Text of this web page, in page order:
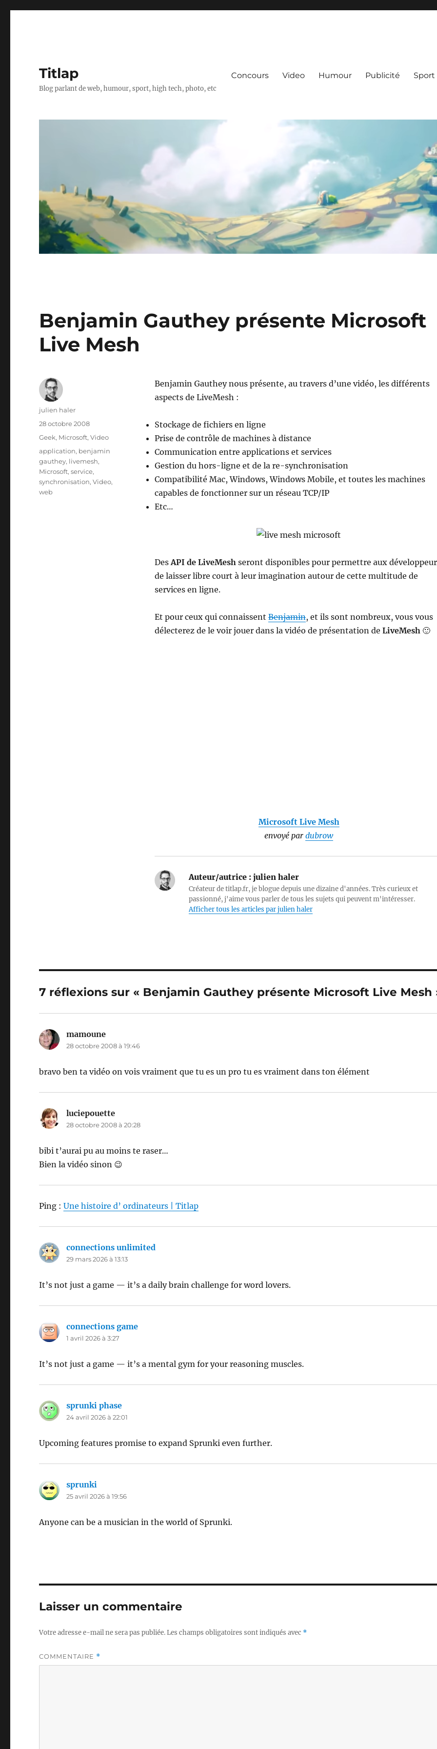
Titlap
Blog parlant de web, humour, sport, high tech, photo, etc
Concours Video Humour Publicité Sport
Benjamin Gauthey présente Microsoft
Live Mesh
Benjamin Gauthey nous présente, au travers d’une vidéo, les différents
aspects de LiveMesh :
Stockage de fichiers en ligne
Prise de contrôle de machines à distance
Communication entre applications et services
Gestion du hors-ligne et de la re-synchronisation
Compatibilité Mac, Windows, Windows Mobile, et toutes les machines
capables de fonctionner sur un réseau TCP/IP
Etc…
Des API de LiveMesh seront disponibles pour permettre aux
de laisser libre court à leur imagination autour de cette multitude de
services en ligne.
Et pour ceux qui connaissent Benjamin, et ils sont nombreux, vous vous
délecterez de le voir jouer dans la vidéo de présentation de LiveMesh 🙂
Microsoft Live Mesh
envoyé pardubrow
Auteur/autrice :julien haler
Créateur de titlap.fr, je blogue depuis une dizaine d'années. Très curieux et
passionné, j'aime vous parler de tous les sujets qui peuvent m'intéresser.
Afficher tous les articles par julien haler
Auteur
julien haler
Publié
28 octobre 2008
Catégories
Geek, Microsoft,Video
Étiquettes
application, benjamin
gauthey, livemesh,
Microsoft,service,
synchronisation,Video,
web
7 réflexions sur « Benjamin Gauthey présente Microsoft Live Mesh
mamoune
28 octobre 2008 à 19:46
bravo ben ta vidéo on vois vraiment que tu es un pro tu es vraiment dans ton élément
luciepouette
28 octobre 2008 à 20:28
bibi t’aurai pu au moins te raser…
Bien la vidéo sinon 😉
Ping :Une histoire d’ ordinateurs | Titlap
connections unlimited
29 mars 2026 à 13:13
It’s not just a game — it’s a daily brain challenge for word lovers.
connections game
1 avril 2026 à 3:27
It’s not just a game — it’s a mental gym for your reasoning muscles.
sprunki phase
24 avril 2026 à 22:01
Upcoming features promise to expand Sprunki even further.
sprunki
25 avril 2026 à 19:56
Anyone can be a musician in the world of Sprunki.
Laisser un commentaire
Votre adresse e-mail ne sera pas publiée.Les champs obligatoires sont indiqués avec *
COMMENTAIRE *